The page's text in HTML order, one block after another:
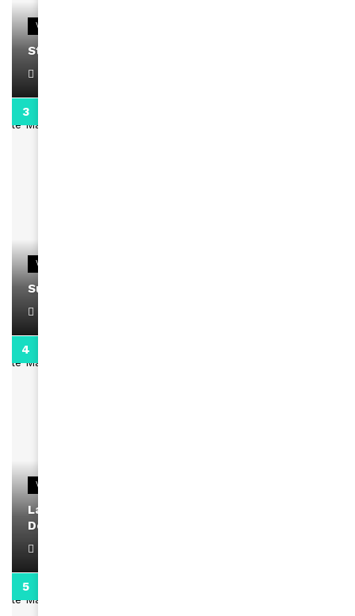
VIDEOS
Stacy passe un message
VIDEOS
Support Black Business Wee-kend
VIDEOS
La rubrique santé speciale coronavirus du
Docteur Makanda